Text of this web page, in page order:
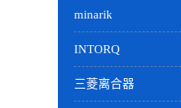
minarik
INTORQ
三菱离合器